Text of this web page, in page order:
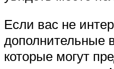
Если вас не
дополнительные
которые могут